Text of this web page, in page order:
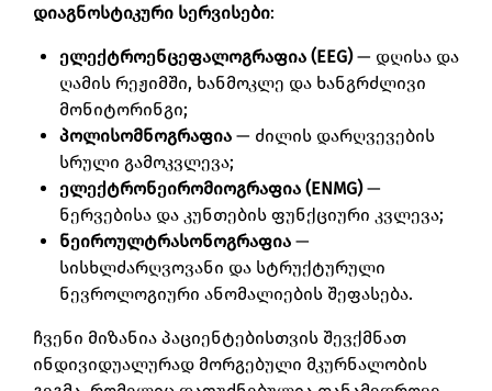
დიაგნოსტიკური სერვისები:
ელექტროენცეფალოგრაფია (EEG)— დღისა და
ღამის რეჟიმში, ხანმოკლე და ხანგრძლივი
მონიტორინგი;
პოლისომნოგრაფია — ძილის დარღვევების
სრული გამოკვლევა;
ელექტრონეირომიოგრაფია (ENMG)—
ნერვებისა და კუნთების ფუნქციური კვლევა;
ნეიროულტრასონოგრაფია —
სისხლძარღვოვანი და სტრუქტურული
ნევროლოგიური ანომალიების შეფასება.
ჩვენი მიზანია პაციენტებისთვის შევქმნათ
ინდივიდუალურად მორგებული მკურნალობის